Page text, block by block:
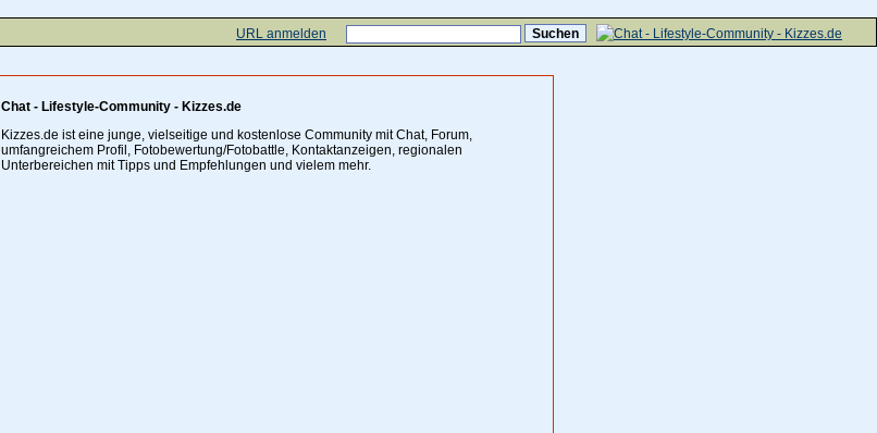
URL anmelden
Chat - Lifestyle-Community - Kizzes.de
Kizzes.de ist eine junge, vielseitige und kostenlose Community mit Chat, Forum,
umfangreichem Profil, Fotobewertung/Fotobattle, Kontaktanzeigen, regionalen
Unterbereichen mit Tipps und Empfehlungen und vielem mehr.